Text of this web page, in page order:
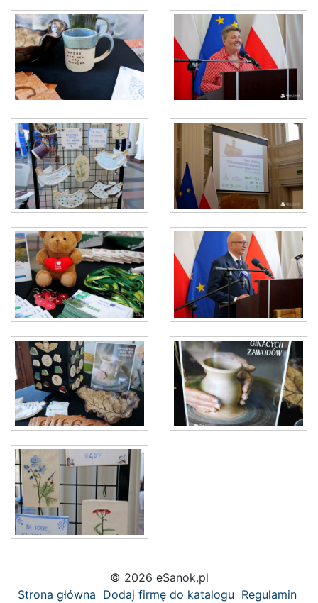
© 2026 eSanok.pl
Strona główna Dodaj firmę do katalogu Regulamin